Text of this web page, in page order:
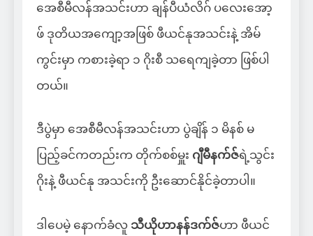
အေစီမီလန်အသင်းဟာ ချန်ပီယံလိဂ် ပလေးအော့
ဖ် ဒုတိယအကျော့အဖြစ် ဖီယင်နုအသင်းနဲ့ အိမ်
ကွင်းမှာ ကစားခဲ့ရာ ၁ ဂိုးစီ သရေကျခဲ့တာ ဖြစ်ပါ
တယ်။
ဒီပွဲမှာ အေစီမီလန်အသင်းဟာ ပွဲချိန် ၁ မိနစ် မ
ပြည့်ခင်ကတည်းက တိုက်စစ်မှူး ဂျီမီနက်ဇ်ရဲ့သွင်း
ဂိုးနဲ့ ဖီယင်နု အသင်းကို ဦးဆောင်နိုင်ခဲ့တာပါ။
ဒါပေမဲ့ နောက်ခံလူ သီယိုဟာနန်ဒက်ဇ်ဟာ ဖီယင်